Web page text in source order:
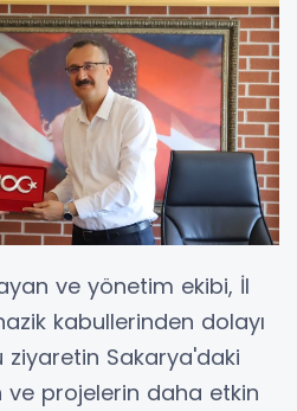
ve yönetim ekibi, İl
kabullerinden dolayı
ziyaretin Sakarya'daki
ve projelerin daha etkin